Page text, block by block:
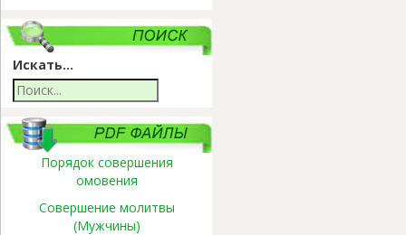
Искать...
Порядок совершения
омовения
Совершение молитвы
(Мужчины)